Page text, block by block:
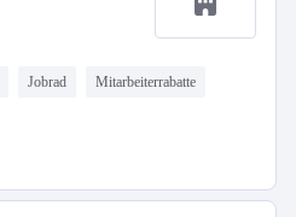
Jobrad Mitarbeiterrabatte